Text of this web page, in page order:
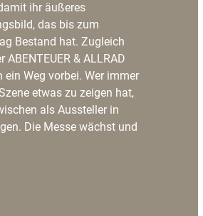
ihr äußeres
das bis zum
Bestand hat. Zugleich
ABENTEUER & ALLRAD
ein Weg vorbei. Wer immer
etwas zu zeigen hat,
als Aussteller in
Die Messe wächst und